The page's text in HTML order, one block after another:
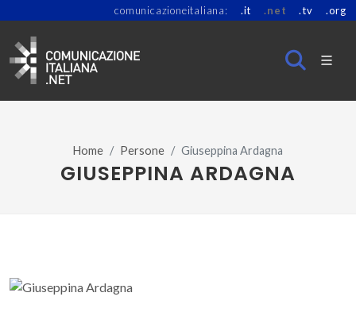
comunicazioneitaliana: .it .net .tv .org
Home Persone Giuseppina Ardagna
GIUSEPPINA ARDAGNA